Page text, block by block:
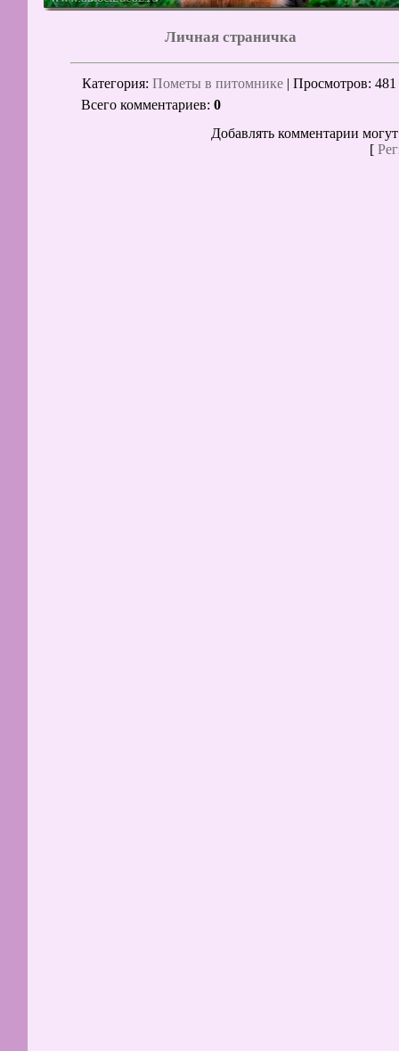
Личная страничка
Категория: Пометы в питомнике | Просмотров:
Всего комментариев: 0
Добавлять комментарии
[